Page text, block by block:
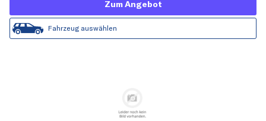
Zum Angebot
Fahrzeug auswählen